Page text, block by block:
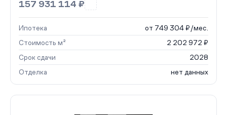
157 931 114 ₽
Ипотека
от 749 304 ₽/мес.
Стоимость м²
2 202 972 ₽
Срок сдачи
2028
Отделка
нет данных